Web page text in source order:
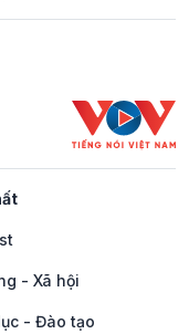
- Xã hội
- Đào tạo